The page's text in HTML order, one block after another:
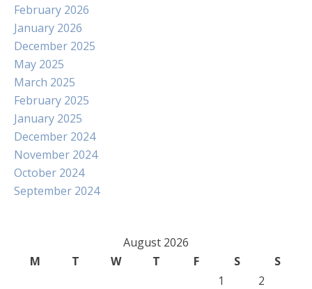
February 2026
January 2026
December 2025
May 2025
March 2025
February 2025
January 2025
December 2024
November 2024
October 2024
September 2024
August 2026
M
T W T F S
S
1
2